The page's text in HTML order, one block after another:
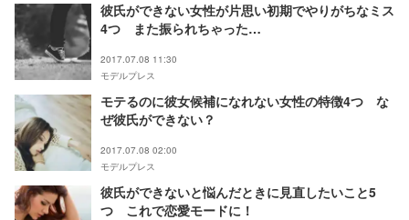
彼氏ができない女性が片思い初期でやりがちなミス
4つ また振られちゃった…
2017.07.08 11:30
モデルプレス
モテるのに彼女候補になれない女性の特徴4つ な
ぜ彼氏ができない？
2017.07.08 02:00
モデルプレス
彼氏ができないと悩んだときに見直したいこと5
つ これで恋愛モードに！